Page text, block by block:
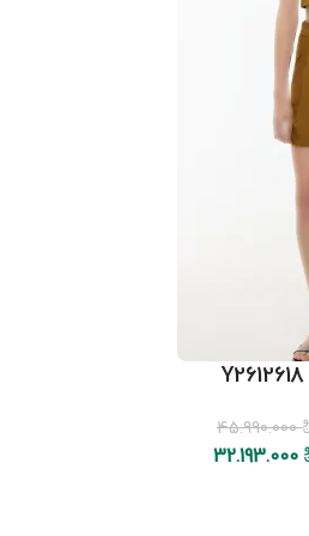
45.990.000
32.193.000